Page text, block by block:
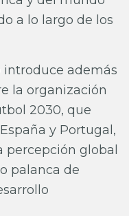
a lo largo de los
introduce además
la organización
2030, que
y Portugal,
global
palanca de